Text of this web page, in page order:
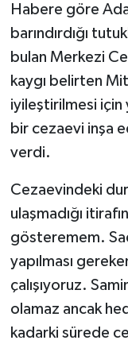
Habere göre
barındırdığı
bulan Merkezi
kaygı belirten
iyileştirilmesi için
bir cezaevi inşa
verdi.
Cezaevindeki
ulaşmadığı
gösteremem.
yapılması
çalışıyoruz.
olamaz ancak
kadarki sürede